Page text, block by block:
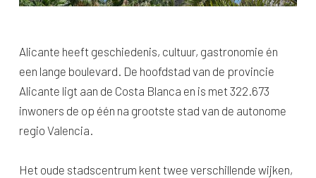
Alicante heeft geschiedenis, cultuur, gastronomie én
een lange boulevard. De hoofdstad van de provincie
Alicante ligt aan de Costa Blanca en is met 322.673
inwoners de op één na grootste stad van de autonome
regio Valencia.
Het oude stadscentrum kent twee verschillende wijken,